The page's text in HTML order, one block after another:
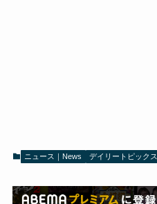
ニュース｜News デイリートピックス